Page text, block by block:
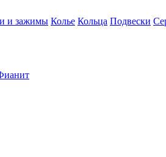
и зажимы Колье Кольца Подвески